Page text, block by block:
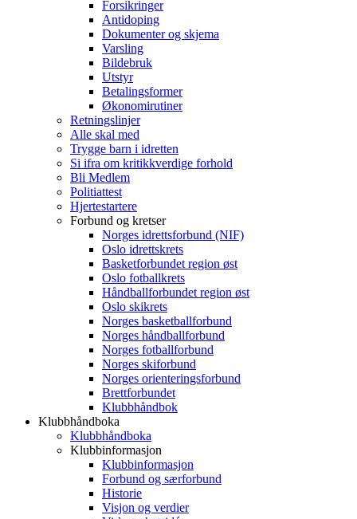
Forsikringer
Antidoping
Dokumenter og skjema
Varsling
Bildebruk
Utstyr
Betalingsformer
Økonomirutiner
Retningslinjer
Alle skal med
Trygge barn i idretten
Si ifra om kritikkverdige forhold
Bli Medlem
Politiattest
Hjertestartere
Forbund og kretser
Norges idrettsforbund (NIF)
Oslo idrettskrets
Basketforbundet region øst
Oslo fotballkrets
Håndballforbundet region øst
Oslo skikrets
Norges basketballforbund
Norges håndballforbund
Norges fotballforbund
Norges skiforbund
Norges orienteringsforbund
Brettforbundet
Klubbhåndbok
Klubbhåndboka
Klubbhåndboka
Klubbinformasjon
Klubbinformasjon
Forbund og særforbund
Historie
Visjon og verdier